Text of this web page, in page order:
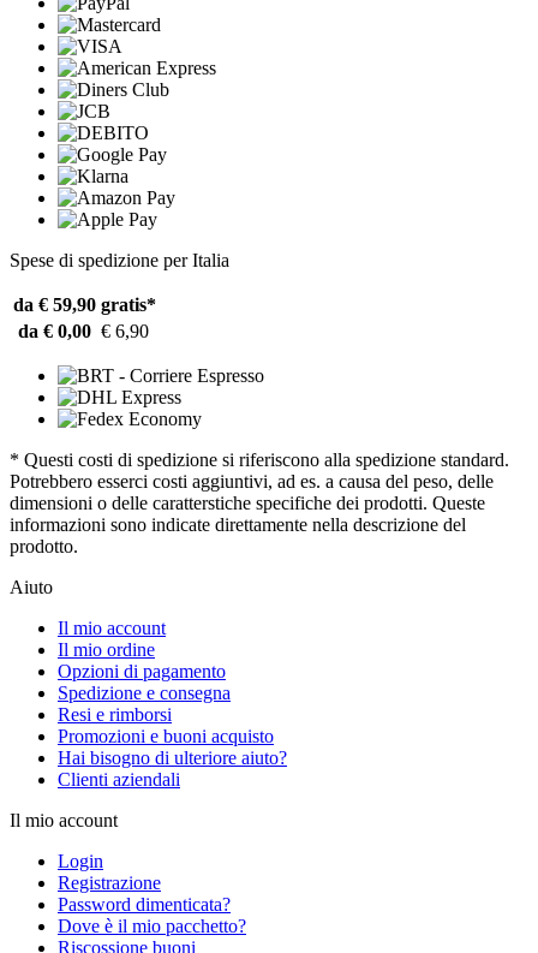
Spese di spedizione per Italia
da € 59,90 gratis*
da € 0,00 € 6,90
* Questi costi di spedizione si riferiscono alla spedizione standard.
Potrebbero esserci costi aggiuntivi, ad es. a causa del peso, delle
dimensioni o delle caratterstiche specifiche dei prodotti. Queste
informazioni sono indicate direttamente nella descrizione del
prodotto.
Aiuto
Il mio account
Il mio ordine
Opzioni di pagamento
Spedizione e consegna
Resi e rimborsi
Promozioni e buoni acquisto
Hai bisogno di ulteriore aiuto?
Clienti aziendali
Il mio account
Login
Registrazione
Password dimenticata?
Dove è il mio pacchetto?
Riscossione buoni